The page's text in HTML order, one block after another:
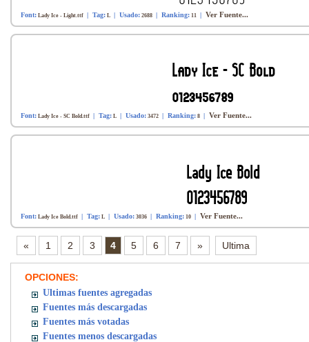
Font: Lady Ice - Light.ttf | Tag: L | Usado: 2688 | Ranking: 11 | Ver Fuente...
Font: Lady Ice - SC Bold.ttf | Tag: L | Usado: 3472 | Ranking: 8 | Ver Fuente...
Font: Lady Ice Bold.ttf | Tag: L | Usado: 3036 | Ranking: 10 | Ver Fuente...
« 1 2 3 4 5 6 7 » Ultima
OPCIONES:
Ultimas fuentes agregadas
Fuentes más descargadas
Fuentes más votadas
Fuentes menos descargadas